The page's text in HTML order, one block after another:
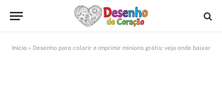
Início » Desenho para colorir e imprimir minions grátis: veja onde baixar